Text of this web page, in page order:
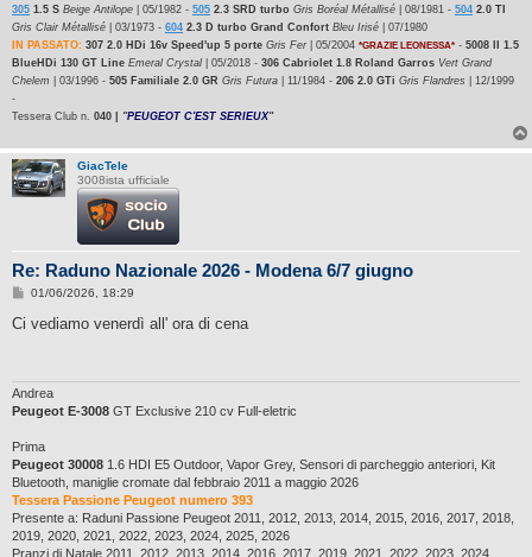
305 1.5 S Beige Antilope | 05/1982 - 505 2.3 SRD turbo Gris Boréal Métallisé | 08/1981 - 504 2.0 TI
Gris Clair Métallisé | 03/1973 - 604 2.3 D turbo Grand Confort Bleu Irisé | 07/1980
IN PASSATO: 307 2.0 HDi 16v Speed'up 5 porte Gris Fer| 05/2004 *GRAZIE LEONESSA* - 5008 II 1.5
BlueHDi 130 GT Line Emeral Crystal | 05/2018 - 306 Cabriolet 1.8 Roland Garros Vert Grand
Chelem | 03/1996 - 505 Familiale 2.0 GR Gris Futura | 11/1984 - 206 2.0 GTi Gris Flandres | 12/1999
-
Tessera Club n. 040 | "PEUGEOT C'EST SERIEUX"
GiacTele
3008ista ufficiale
Re: Raduno Nazionale 2026 - Modena 6/7 giugno
M
s
i
01/06/2026, 18:29
Ci vediamo venerdì all' ora di cena
Andrea
Peugeot E-3008 GT Exclusive 210 cv Full-eletric
Prima
Peugeot 30008 1.6 HDI E5 Outdoor, Vapor Grey, Sensori di parcheggio anteriori, Kit
Bluetooth, maniglie cromate dal febbraio 2011 a maggio 2026
Tessera Passione Peugeot numero 393
Presente a: Raduni Passione Peugeot 2011, 2012, 2013, 2014, 2015, 2016, 2017, 2018,
2019, 2020, 2021, 2022, 2023, 2024, 2025, 2026
Pranzi di Natale 2011, 2012, 2013, 2014, 2016, 2017, 2019. 2021, 2022, 2023, 2024,